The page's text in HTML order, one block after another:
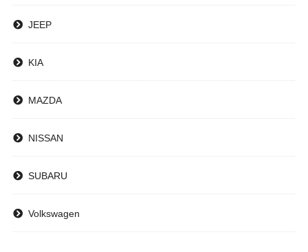
JEEP
KIA
MAZDA
NISSAN
SUBARU
Volkswagen